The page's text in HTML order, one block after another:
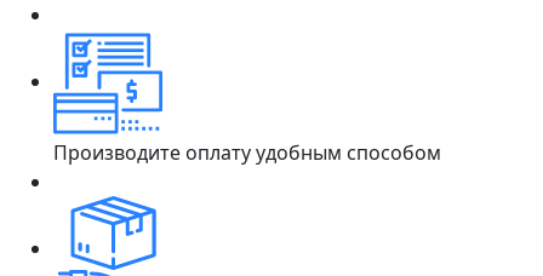
Производите оплату удобным способом